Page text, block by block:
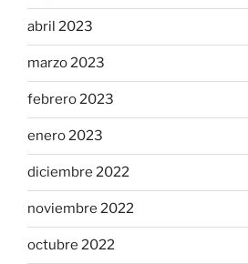
abril 2023
marzo 2023
febrero 2023
enero 2023
diciembre 2022
noviembre 2022
octubre 2022